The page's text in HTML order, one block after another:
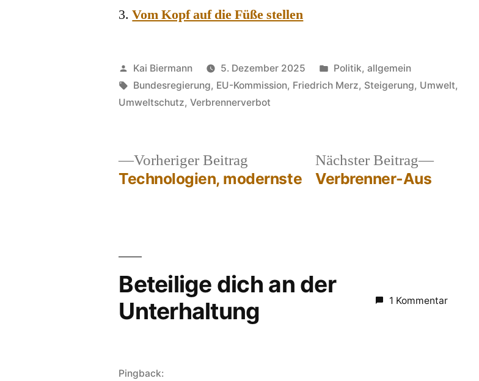
Vom Kopf auf die Füße stellen
Veröffentlicht
von
Kai Biermann 5. Dezember 2025
Veröffentlicht
in
Politik, allgemein
Schlagwörter:
Bundesregierung, EU-Kommission, Friedrich Merz, Steigerung, Umwelt,
Umweltschutz,Verbrennerverbot
Beitragsnavigation
Vorheriger Beitrag
Beitrag:
Technologien, modernste
Nächster Beitrag
Nächster
Verbrenner-Aus
Beteilige dich an der
Unterhaltung
1 Kommentar
Pingback: